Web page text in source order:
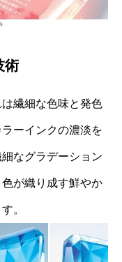
術
繊細な色味と発色
ーインクの濃淡を
なグラデーション
が織り成す鮮やか
。